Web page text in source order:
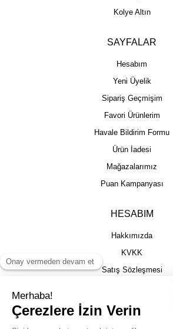
Kolye Altın
SAYFALAR
Hesabım
Yeni Üyelik
Sipariş Geçmişim
Favori Ürünlerim
Havale Bildirim Formu
Ürün İadesi
Mağazalarımız
Puan Kampanyası
HESABIM
Hakkımızda
KVKK
Satış Sözleşmesi
İptal İade Şartları